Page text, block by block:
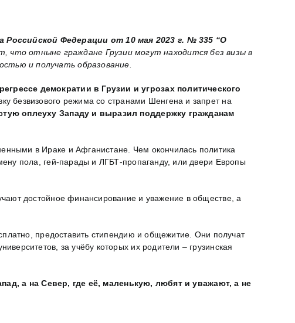
Российской Федерации от 10 мая 2023 г. № 335 “О
что отныне граждане Грузии могут находится без визы в
и получать образование.
демократии в Грузии и угрозах политического
безвизового режима со странами Шенгена и запрет на
оплеуху Западу и выразил поддержку гражданам
в Ираке и Афганистане. Чем окончилась политика
пола, гей-парады и ЛГБТ-пропаганду, или двери Европы
достойное финансирование и уважение в обществе, а
предоставить стипендию и общежитие. Они получат
за учёбу которых их родители – грузинская
а на Север, где её, маленькую, любят и уважают, а не